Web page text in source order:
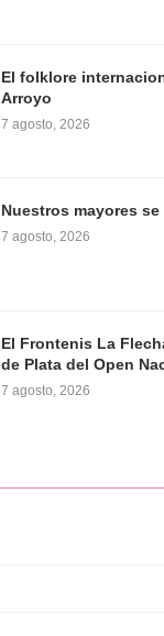
El folklore
Arroyo
7 agosto, 2026
Nuestros mayores
7 agosto, 2026
El Frontenis La
de Plata del Open
7 agosto, 2026